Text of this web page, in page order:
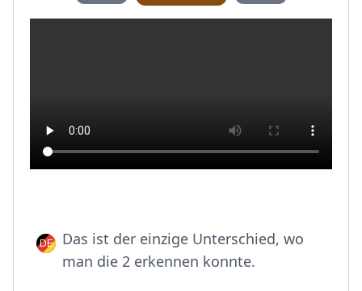
Das ist der einzige Unterschied, wo
man die 2 erkennen konnte.